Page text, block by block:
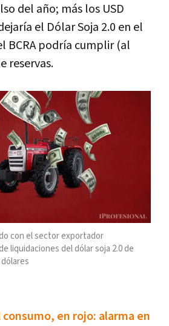
del año; más los USD
el Dólar Soja 2.0 en el
BCRA podría cumplir (al
reservas.
con el sector exportador
liquidaciones del dólar soja 2.0 de
consumo, en rojo: alarma en